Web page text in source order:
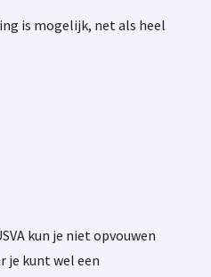
is mogelijk, net als heel
kun je niet opvouwen
je kunt wel een